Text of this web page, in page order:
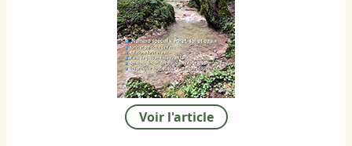
Voir l'article